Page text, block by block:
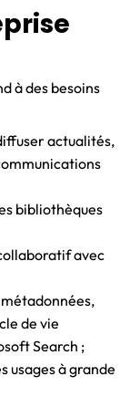
à des besoins
actualités,
bibliothèques
avec
de vie
Search ;
usages à grande